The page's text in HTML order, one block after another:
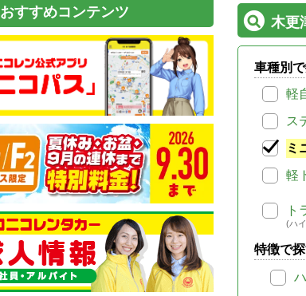
木更
車種別
軽
ス
ミ
軽
ト
(ハ
特徴で
おすすめコンテンツ